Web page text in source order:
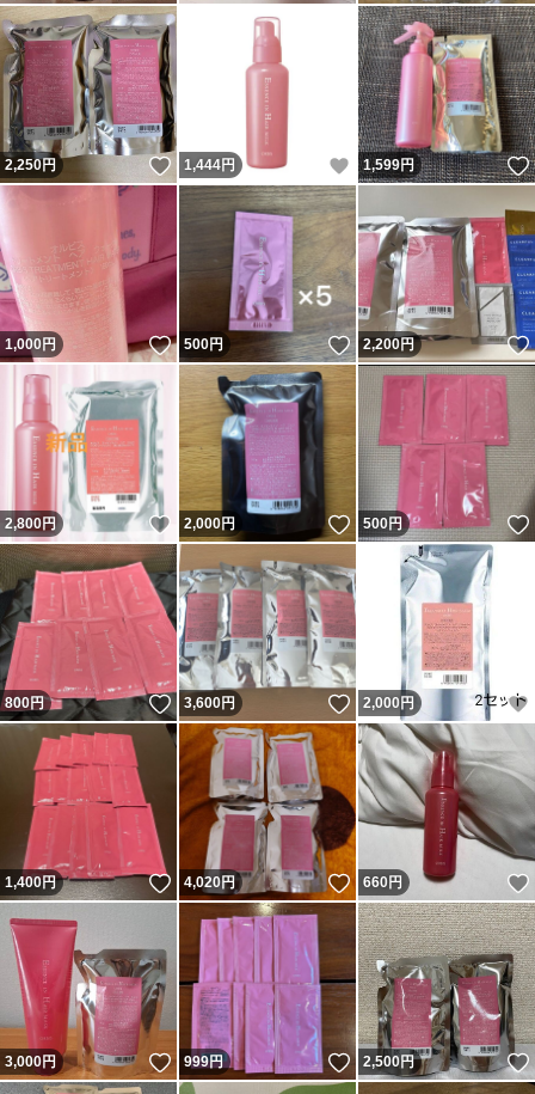
#スタイリング
#ドライヤー
#ダメージ補修
#アウトバス
2,250円 いいね！
1,444円 いいね！
1,599円
1,000円 いいね！
500円 いいね！
2,200円
2,800円 いいね！
2,000円 いいね！
500円
800円 いいね！
3,600円 いいね！
2,000 円
1,400円 いいね！
4,020円 いいね！
660円
3,000円 いいね！
999円 いいね！
2,500円